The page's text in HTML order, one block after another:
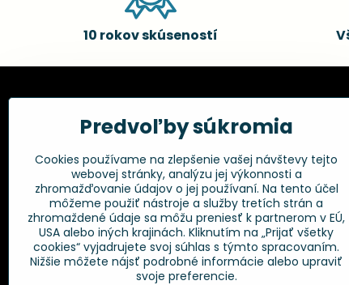
10 rokov skúseností
Fakturačné údaje:
Kadernícke potreby, s.r.o.
Klincová 37
821 08 Bratislava
+421 948 014 333
info​@kadernickepotreby​.sk
Postup
Ochrana
GPSR
Predvoľby súkromia
Cookies používame na zlepšenie vašej návštevy tejto
webovej stránky, analýzu jej výkonnosti a
zhromažďovanie údajov o jej používaní. Na tento účel
môžeme použiť nástroje a služby tretích strán a
zhromaždené údaje sa môžu preniesť k partnerom v EÚ,
USA alebo iných krajinách. Kliknutím na „Prijať všetky
cookies“ vyjadrujete svoj súhlas s týmto spracovaním.
Nižšie môžete nájsť podrobné informácie alebo upraviť
svoje preferencie.